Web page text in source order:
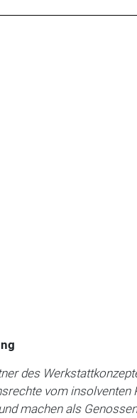
des
vom insolventen
machen als